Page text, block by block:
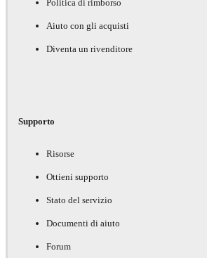
Politica di rimborso
Aiuto con gli acquisti
Diventa un rivenditore
Supporto
Risorse
Ottieni supporto
Stato del servizio
Documenti di aiuto
Forum